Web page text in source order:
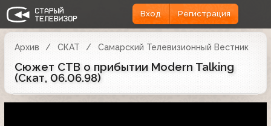
Вход Регистрация
Архив СКАТ Самарский Телевизионный Вестник
Сюжет СТВ о прибытии Modern Talking
(Скат, 06.06.98)